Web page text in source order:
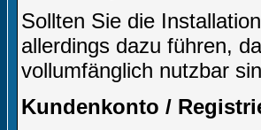
Sollten Sie die
allerdings dazu führen,
vollumfänglich nutzbar
Kundenkonto /